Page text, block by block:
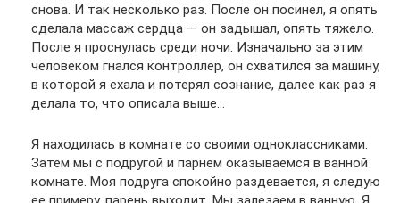
снова. И так несколько раз. После он посинел, я опять
сделала массаж сердца — он задышал, опять тяжело.
После я проснулась среди ночи. Изначально за этим
человеком гнался контроллер, он схватился за машину,
в которой я ехала и потерял сознание, далее как раз я
делала то, что описала выше…
Я находилась в комнате со своими одноклассниками.
Затем мы с подругой и парнем оказываемся в ванной
комнате. Моя подруга спокойно раздевается, я следую